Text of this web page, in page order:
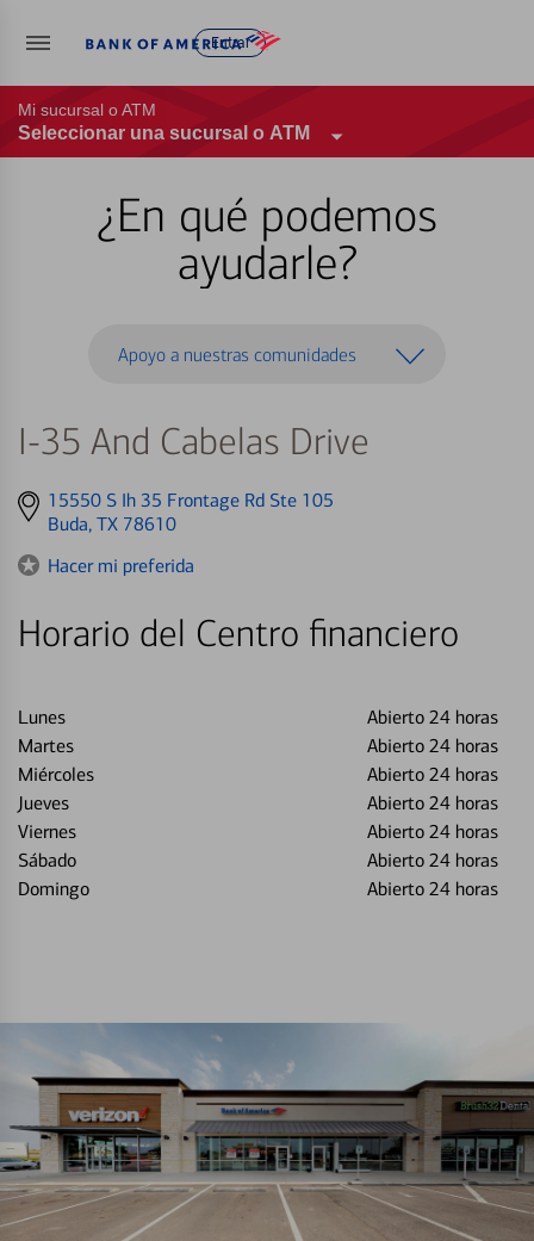
Entrar
Mi sucursal o ATM
Seleccionar una sucursal o ATM
¿En qué podemos
ayudarle?
Apoyo a nuestras comunidades
I-35 And Cabelas Drive
Get
directions
15550 S Ih 35 Frontage Rd Ste 105
Buda, TX 78610
Hacer mi preferida
Horario del Centro financiero
Lunes
Abierto 24 horas
Martes
Abierto 24 horas
Miércoles
Abierto 24 horas
Jueves
Abierto 24 horas
Viernes
Abierto 24 horas
Sábado
Abierto 24 horas
Domingo
Abierto 24 horas